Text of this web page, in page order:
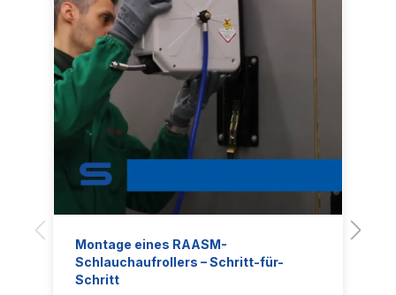
Montage eines RAASM-
Schlauchaufrollers – Schritt-für-
Schritt